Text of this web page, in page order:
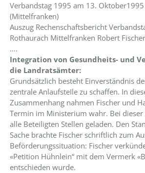
Verbandstag 1995 am 13.
(Mittelfranken)
Auszug Rechenschaftsbericht
Rothaurach Mittelfranken Robert Fischer
….
Integration von Gesundheits- und
die Landratsämter:
Grundsätzlich besteht Einverständnis
zentrale AnlaufsteIle zu schaffen. In
Zusammenhang nahmen Fischer und
Termin im Ministerium wahr. Bei
alle Beteiligten Stellen geladen. Den
Sache brachte Fischer schriftlich zum
Beförderungssituation: Fischer
«Petition Hühnlein“ mit dem Vermerk
entschieden wurde.